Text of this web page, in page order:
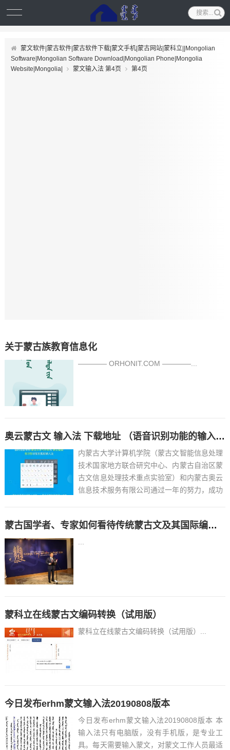
蒙文软件|蒙古软件|蒙古软件下载|蒙文手机|蒙古网站|蒙科立||Mongolian
Software|Mongolian Software Download|Mongolian Phone|Mongolia
Website|Mongolia|
蒙文输入法 第4页 第4页
关于蒙古族教育信息化
———— ORHONIT.COM ————...
奥云蒙古文 输入法 下载地址 （语音识别功能的输入法）
内蒙古大学计算机学院（蒙古文智能信息处理
技术国家地方联合研究中心、内蒙古自治区蒙
古文信息处理技术重点实验室）和内蒙古奥云
信息技术服务有限公司通过一年的努力，成功
卓版（苹果iOS版8月20日前开始公测）。希
蒙古国学者、专家如何看待传统蒙古文及其国际编码问题
蒙科立在线蒙古文编码转换（试用版）
蒙科立在线蒙古文编码转换（试用版）...
今日发布erhm蒙文输入法20190808版本
今日发布erhm蒙文输入法20190808版本 本
输入法只有电脑版，没有手机版，是专业工
具。每天需要输入蒙文，对蒙文工作人员最适